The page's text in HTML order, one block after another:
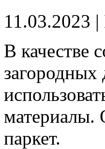
11.03.2023 |
В качестве
загородных
материалы.
паркет.